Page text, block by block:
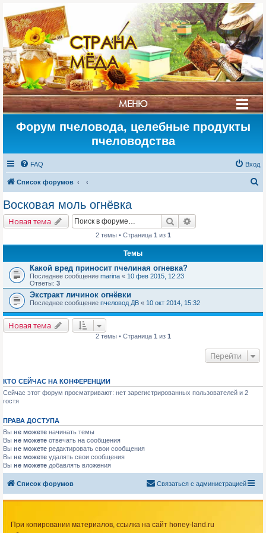
СТРАНА
МЁДА
МЕНЮ
Форум пчеловода, целебные продукты
пчеловодства
FAQ Вход
Список форумов
Восковая моль огнёвка
Новая тема Поиск
2 темы • Страница 1 из 1
Темы
Какой вред приносит пчелиная огневка?
Последнее сообщение marina « 10 фев 2015, 12:23
Ответы: 3
Экстракт личинок огнёвки
Последнее сообщение пчеловод ДВ « 10 окт 2014, 15:32
Новая тема
2 темы • Страница 1 из 1
Перейти
КТО СЕЙЧАС НА КОНФЕРЕНЦИИ
Сейчас этот форум просматривают: нет зарегистрированных пользователей и 2
гостя
ПРАВА ДОСТУПА
Вы не можете начинать темы
Вы не можете отвечать на сообщения
Вы не можете редактировать свои сообщения
Вы не можете удалять свои сообщения
Вы не можете добавлять вложения
Список форумов Связаться с администрацией
При копировании материалов, ссылка на сайт honey-land.ru